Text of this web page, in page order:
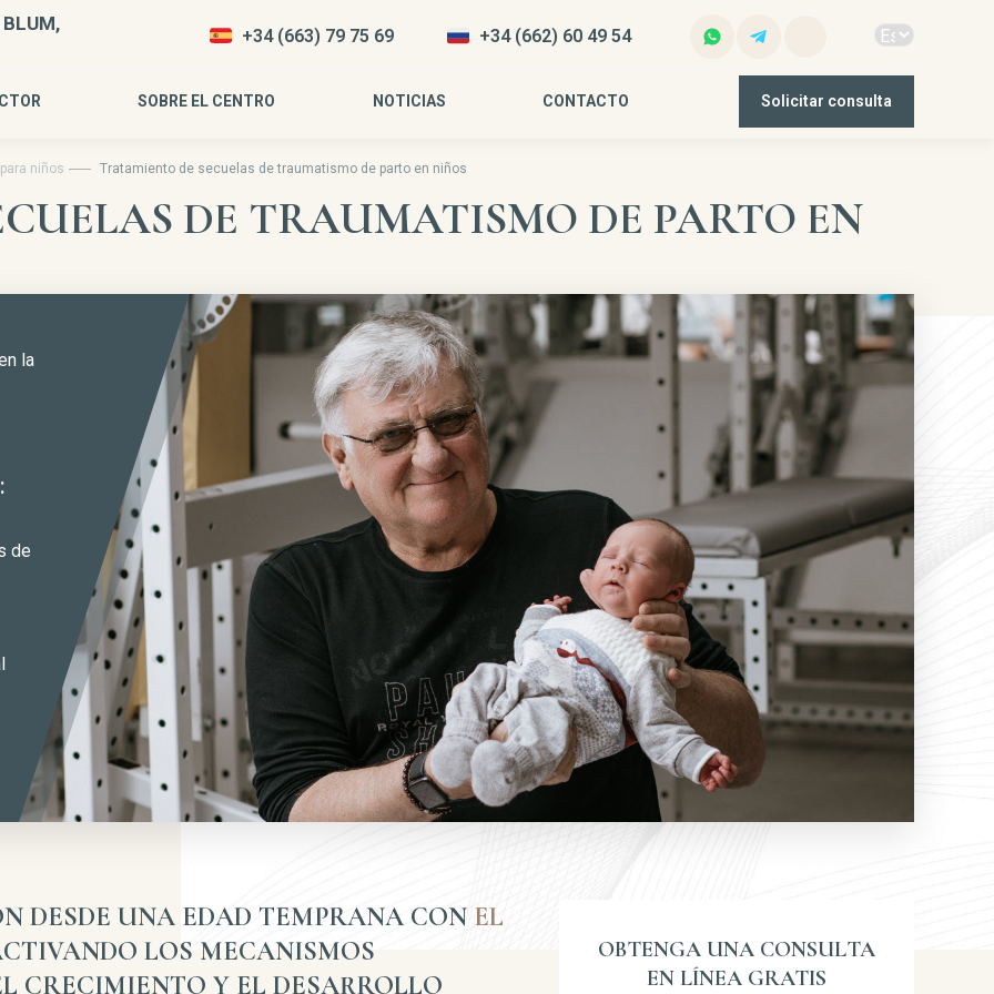
BLUM,
+34 (663) 79 75 69 +34 (662) 60 49 54
SOBRE EL CENTRO NOTICIAS CONTACTO Solicitar consulta
niños Tratamiento de secuelas de traumatismo de parto en niños
DE TRAUMATISMO DE PARTO EN
la
de
DESDE UNA EDAD TEMPRANA CON EL
LOS MECANISMOS
CRECIMIENTO Y EL DESARROLLO
OBTENGA UNA CONSULTA
EN LÍNEA GRATIS